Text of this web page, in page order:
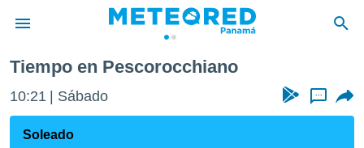
de
ha
Tiempo en Pescorocchiano
10:21 Sábado ...
Soleado